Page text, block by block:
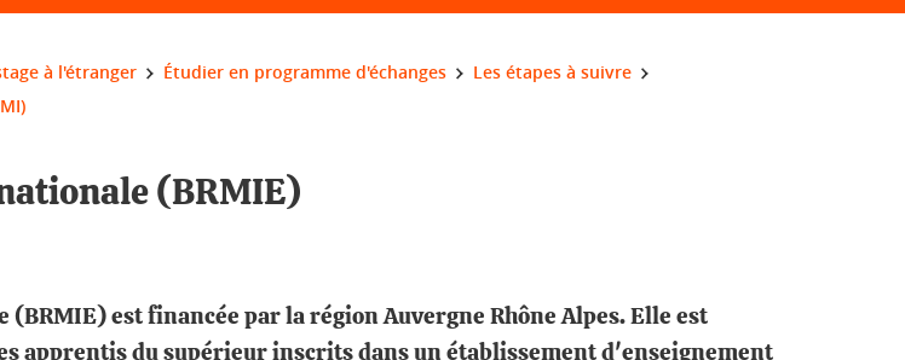
à l'étranger Étudier en programme d'échanges
Les étapes à suivre
(BRMIE)
est financée par la région Auvergne Rhône Alpes. Elle est
apprentis du supérieur inscrits dans un établissement d'enseignement